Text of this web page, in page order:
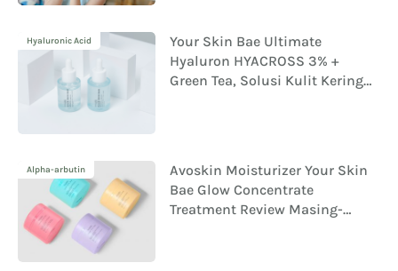
Hyaluronic Acid
Your Skin Bae Ultimate
Hyaluron HYACROSS 3% +
Green Tea, Solusi Kulit Kering
Alpha-arbutin
Avoskin Moisturizer Your Skin
Bae Glow Concentrate
Treatment Review Masing-